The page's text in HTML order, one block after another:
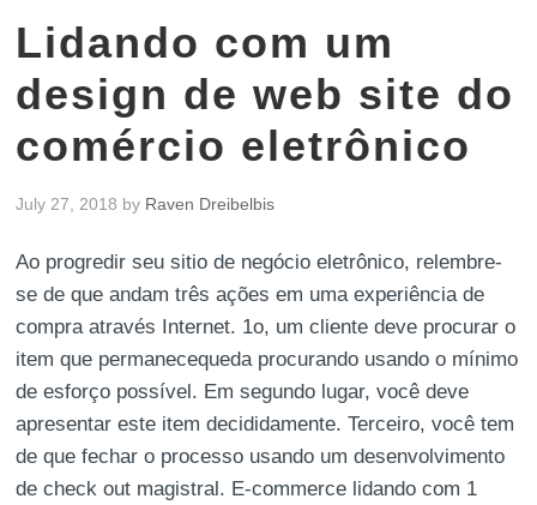
Lidando com um
design de web site do
comércio eletrônico
July 27, 2018 by Raven Dreibelbis
Ao progredir seu sitio de negócio eletrônico, relembre-
se de que andam três ações em uma experiência de
compra através Internet. 1o, um cliente deve procurar o
item que permanecequeda procurando usando o mínimo
de esforço possível. Em segundo lugar, você deve
apresentar este item decididamente. Terceiro, você tem
de que fechar o processo usando um desenvolvimento
de check out magistral. E-commerce lidando com 1